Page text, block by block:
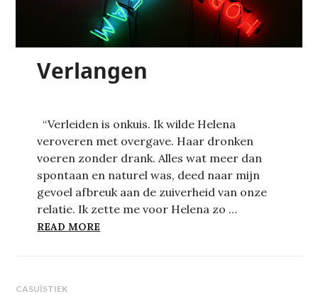
Verlangen
“Verleiden is onkuis. Ik wilde Helena
veroveren met overgave. Haar dronken
voeren zonder drank. Alles wat meer dan
spontaan en naturel was, deed naar mijn
gevoel afbreuk aan de zuiverheid van onze
relatie. Ik zette me voor Helena zo …
READ MORE
CASUÏSTIEK